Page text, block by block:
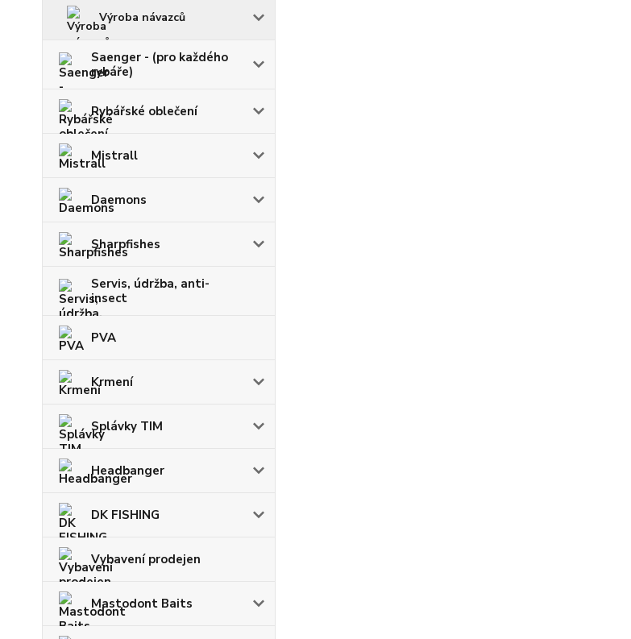
Výroba návazců
Saenger - (pro každého
rybáře)
Rybářské oblečení
Mistrall
Daemons
Sharpfishes
Servis, údržba, anti-
insect
PVA
Krmení
Splávky TIM
Headbanger
DK FISHING
Vybavení prodejen
Mastodont Baits